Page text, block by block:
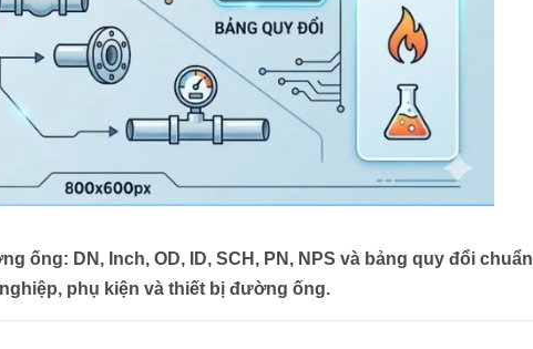
ống: DN, Inch, OD, ID, SCH, PN, NPS và bảng quy đổi chuẩn
phụ kiện và thiết bị đường ống.